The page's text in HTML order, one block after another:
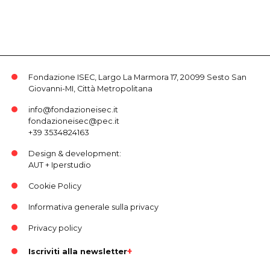
Fondazione ISEC, Largo La Marmora 17, 20099 Sesto San
Giovanni-MI, Città Metropolitana
info@fondazioneisec.it
fondazioneisec@pec.it
+39 3534824163
Design & development:
AUT+ Iperstudio
Cookie Policy
Informativa generale sulla privacy
Privacy policy
Iscriviti alla newsletter